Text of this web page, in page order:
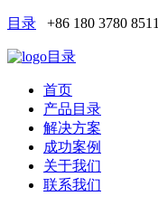
目录 +86 180 3780 8511
目录
首页
产品目录
解决方案
成功案例
关于我们
联系我们